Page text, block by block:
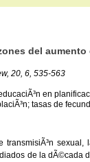
del
20, 6, 535-563
en
tasas de
de la